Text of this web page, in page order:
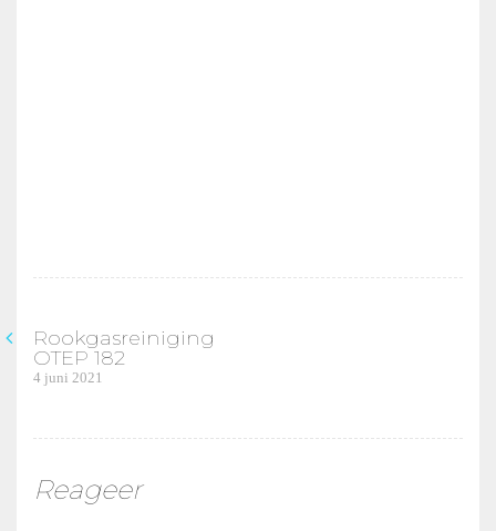
Bericht
navigatie
Rookgasreiniging
OTEP 182
Previous
4 juni 2021
Reageer